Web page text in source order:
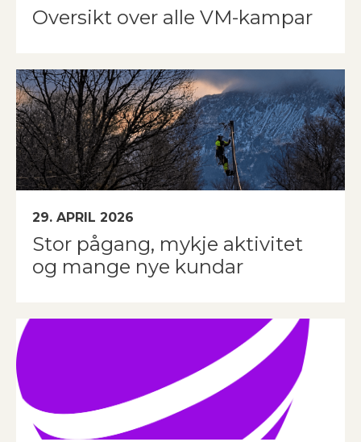
Oversikt over alle VM-kampar
29. APRIL 2026
Stor pågang, mykje aktivitet
og mange nye kundar